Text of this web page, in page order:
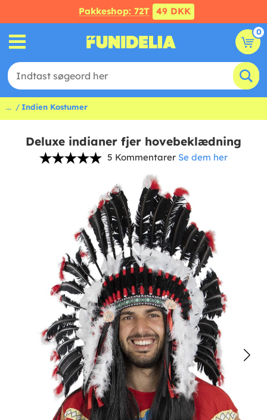
Pakkeshop: 72T 49 DKK
0
... Indien Kostumer
Deluxe indianer fjer hovebeklædning
5 Kommentarer Se dem her